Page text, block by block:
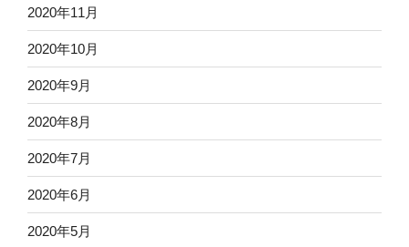
2020年11月
2020年10月
2020年9月
2020年8月
2020年7月
2020年6月
2020年5月